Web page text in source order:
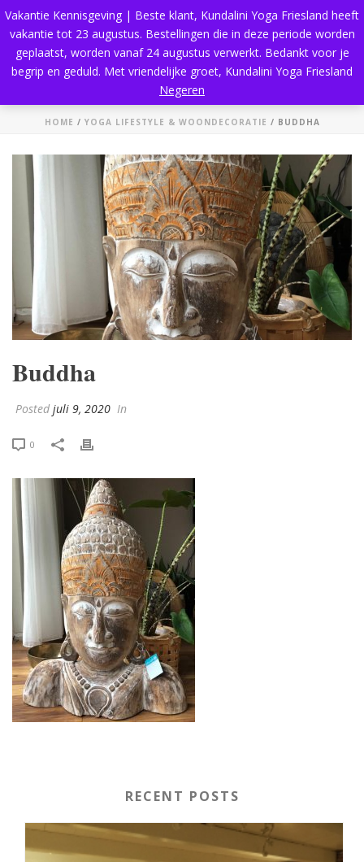
HOME / YOGA LIFESTYLE & WOONDECORATIE / BUDDHA
Buddha
Posted juli 9, 2020 In
0
RECENT POSTS
Vakantie Kennisgeving | Beste klant, Kundalini Yoga Friesland heeft
vakantie tot 23 augustus. Bestellingen die in deze periode worden
geplaatst, worden vanaf 24 augustus verwerkt. Bedankt voor je
begrip en geduld. Met vriendelijke groet, Kundalini Yoga Friesland
Negeren